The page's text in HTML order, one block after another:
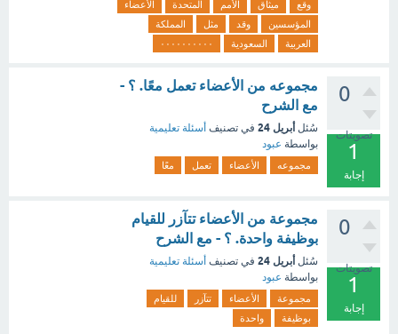
وقع ميثاق الأمم المتحدة
الأعضاء
المؤسسين
وقد مثل
المملكة
العربية
السعودية ٠٠٠٠٠٠٠٠٠٠
0
تصويتات
1
إجابة
مجموعه من الأعضاء تعمل معًا. ؟ -
مع الشرح
سُئل أبريل 24 في تصنيف أسئلة تعليمية
بواسطة عبود
مجموعه الأعضاء تعمل معًا
0
تصويتات
1
إجابة
مجموعة من الأعضاء تتآزر للقيام
بوظيفة واحدة. ؟ - مع الشرح
سُئل أبريل 24 في تصنيف أسئلة تعليمية
بواسطة عبود
مجموعة الأعضاء تتآزر
للقيام
بوظيفة
واحدة